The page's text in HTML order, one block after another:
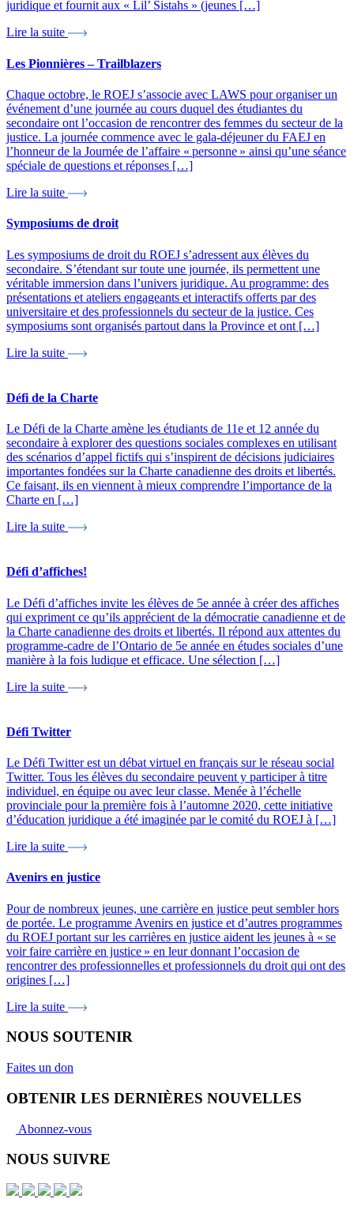
juridique et fournit aux « Lil’ Sistahs » (jeunes […]
Lire la suite
Les Pionnières – Trailblazers
Chaque octobre, le ROEJ s’associe avec LAWS pour organiser un
événement d’une journée au cours duquel des étudiantes du
secondaire ont l’occasion de rencontrer des femmes du secteur de la
justice. La journée commence avec le gala-déjeuner du FAEJ en
l’honneur de la Journée de l’affaire « personne » ainsi qu’une séance
spéciale de questions et réponses […]
Lire la suite
Symposiums de droit
Les symposiums de droit du ROEJ s’adressent aux élèves du
secondaire. S’étendant sur toute une journée, ils permettent une
véritable immersion dans l’univers juridique. Au programme: des
présentations et ateliers engageants et interactifs offerts par des
universitaire et des professionnels du secteur de la justice. Ces
symposiums sont organisés partout dans la Province et ont […]
Lire la suite
Défi de la Charte
Le Défi de la Charte amène les étudiants de 11e et 12 année du
secondaire à explorer des questions sociales complexes en utilisant
des scénarios d’appel fictifs qui s’inspirent de décisions judiciaires
importantes fondées sur la Charte canadienne des droits et libertés.
Ce faisant, ils en viennent à mieux comprendre l’importance de la
Charte en […]
Lire la suite
Défi d’affiches!
Le Défi d’affiches invite les élèves de 5e année à créer des affiches
qui expriment ce qu’ils apprécient de la démocratie canadienne et de
la Charte canadienne des droits et libertés. Il répond aux attentes du
programme-cadre de l’Ontario de 5e année en études sociales d’une
manière à la fois ludique et efficace. Une sélection […]
Lire la suite
Défi Twitter
Le Défi Twitter est un débat virtuel en français sur le réseau social
Twitter. Tous les élèves du secondaire peuvent y participer à titre
individuel, en équipe ou avec leur classe. Menée à l’échelle
provinciale pour la première fois à l’automne 2020, cette initiative
d’éducation juridique a été imaginée par le comité du ROEJ à […]
Lire la suite
Avenirs en justice
Pour de nombreux jeunes, une carrière en justice peut sembler hors
de portée. Le programme Avenirs en justice et d’autres programmes
du ROEJ portant sur les carrières en justice aident les jeunes à « se
voir faire carrière en justice » en leur donnant l’occasion de
rencontrer des professionnelles et professionnels du droit qui ont des
origines […]
Lire la suite
NOUS SOUTENIR
Faites un don
OBTENIR LES DERNIÈRES NOUVELLES
Abonnez-vous
NOUS SUIVRE